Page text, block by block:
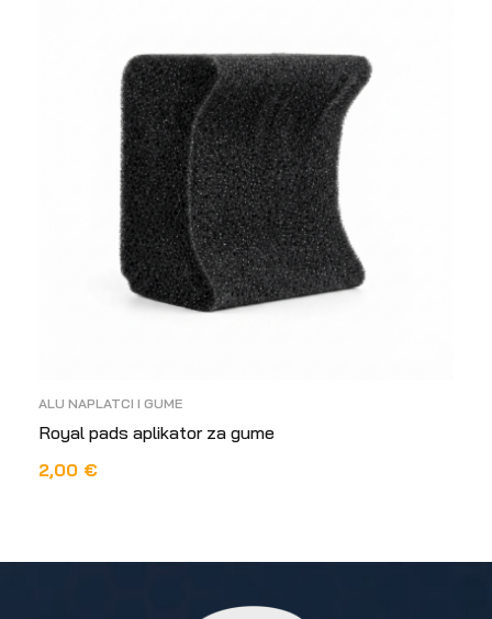
ALU NAPLATCI I GUME
Royal pads aplikator za gume
2,00 €